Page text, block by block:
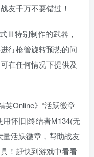
友千万不要错过！
Ⅲ特别制作的武器，
行枪管旋转预热的问
在任何情况下提供及
Online》“活跃徽章
用怀旧|终结者M134(无
活跃徽章，帮助战友
！赶快到游戏中看看